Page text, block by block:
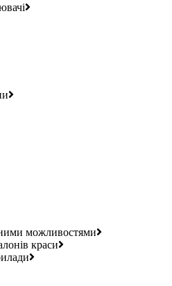
можливостями
краси